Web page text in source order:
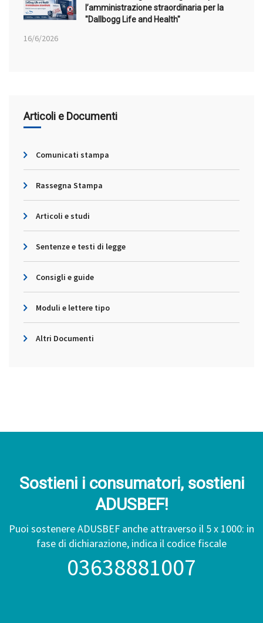
l’amministrazione straordinaria per la
"Dallbogg Life and Health"
16/6/2026
Articoli e Documenti
Comunicati stampa
Rassegna Stampa
Articoli e studi
Sentenze e testi di legge
Consigli e guide
Moduli e lettere tipo
Altri Documenti
Sostieni i consumatori, sostieni
ADUSBEF!
Puoi sostenere ADUSBEF anche attraverso il 5 x 1000: in
fase di dichiarazione, indica il codice fiscale
03638881007